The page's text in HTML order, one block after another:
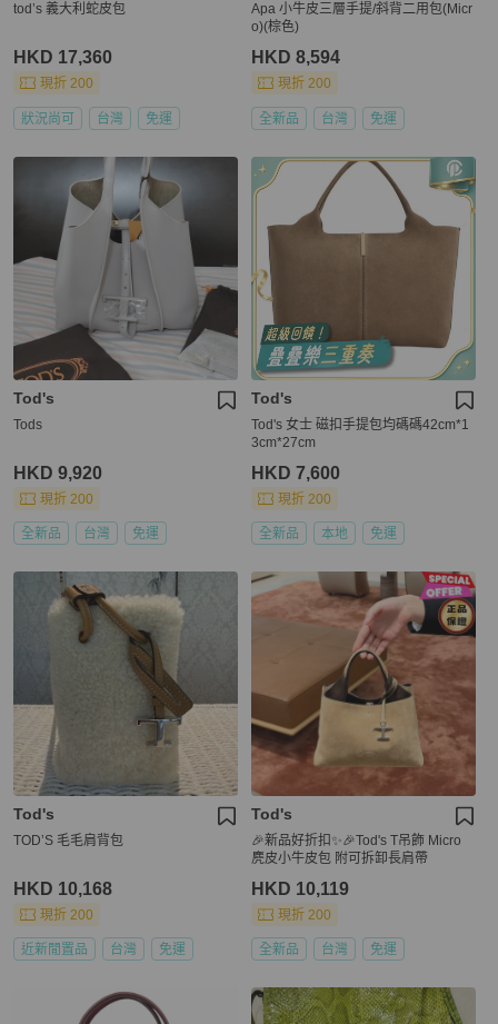
tod’s 義大利蛇皮包
HKD 17,360
現折 200
狀況尚可 台灣 免運
Apa 小牛皮三層手提/斜背二用包(Micr
o)(棕色)
HKD 8,594
現折 200
全新品 台灣 免運
Tod's
Tods
HKD 9,920
現折 200
全新品 台灣 免運
Tod's
Tod's 女士 磁扣手提包均碼碼42cm*1
3cm*27cm
HKD 7,600
現折 200
全新品 本地 免運
Tod's
TOD’S 毛毛肩背包
HKD 10,168
現折 200
近新閒置品 台灣 免運
Tod's
🎉新品好折扣✨🎉Tod's T吊飾 Micro
麂皮小牛皮包 附可拆卸長肩帶
HKD 10,119
現折 200
全新品 台灣 免運